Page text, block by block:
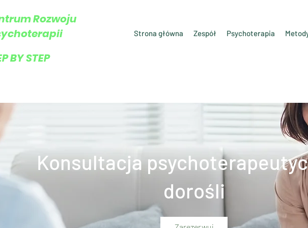
Rozwoju
BY STEP
Strona główna Zespół Psychoterapia
Konsultacja
dorośli